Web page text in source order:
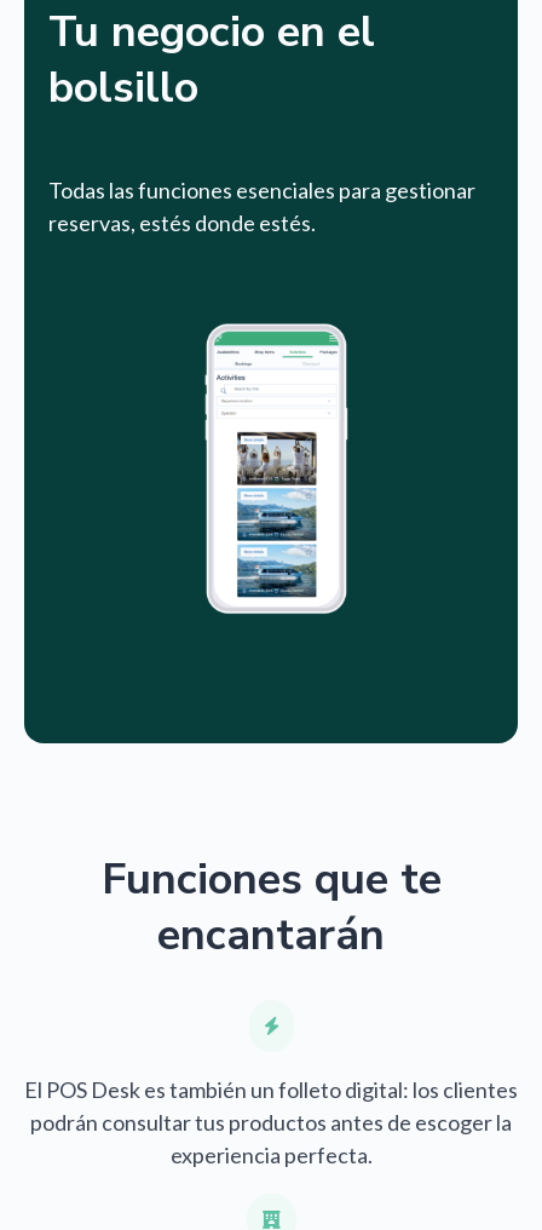
Tu negocio en el
bolsillo
Todas las funciones esenciales para gestionar
reservas, estés donde estés.
Funciones que te
encantarán
El POS Desk es también un folleto digital: los clientes
podrán consultar tus productos antes de escoger la
experiencia perfecta.